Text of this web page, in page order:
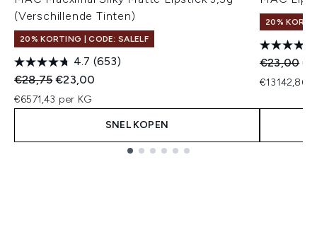
(Verschillende Tinten)
20% KORTING | CODE: SALELF
4.7 (653)
Recommended Retail Price:
€28,75Huidige prijs:
€23,00
€6571,43 per KG
SNEL KOPEN
20%
€23,00
€13142,86